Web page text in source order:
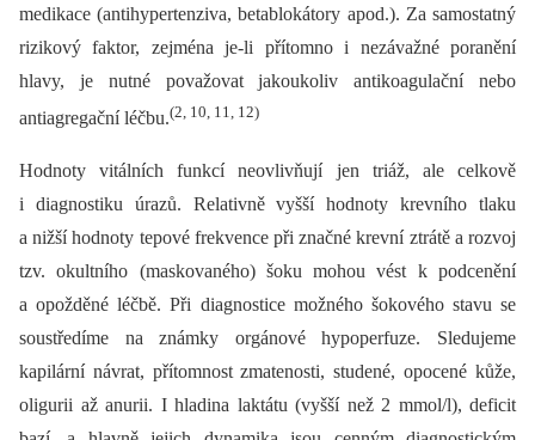
medikace (antihypertenziva, betablokátory apod.). Za samostatný
rizikový faktor, zejména je-li přítomno i nezávažné poranění
hlavy, je nutné považovat jakoukoliv antikoagulační nebo
antiagregační léčbu.(2, 10, 11, 12)
Hodnoty vitálních funkcí neovlivňují jen triáž, ale celkově
i diagnostiku úrazů. Relativně vyšší hodnoty krevního tlaku
a nižší hodnoty tepové frekvence při značné krevní ztrátě a rozvoj
tzv. okultního (maskovaného) šoku mohou vést k podcenění
a opožděné léčbě. Při diagnostice možného šokového stavu se
soustředíme na známky orgánové hypoperfuze. Sledujeme
kapilární návrat, přítomnost zmatenosti, studené, opocené kůže,
oligurii až anurii. I hladina laktátu (vyšší než 2 mmol/l), deficit